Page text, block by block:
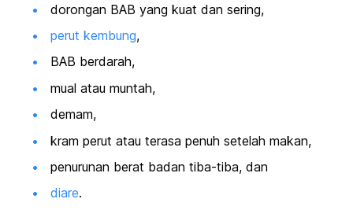
dorongan BAB yang kuat dan sering,
perut kembung,
BAB berdarah,
mual atau muntah,
demam,
kram perut atau terasa penuh setelah makan,
penurunan berat badan tiba-tiba, dan
diare.